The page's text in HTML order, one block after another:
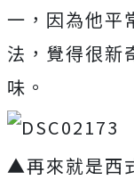
一，因為他平
法，覺得很新
味。
▲再來就是西